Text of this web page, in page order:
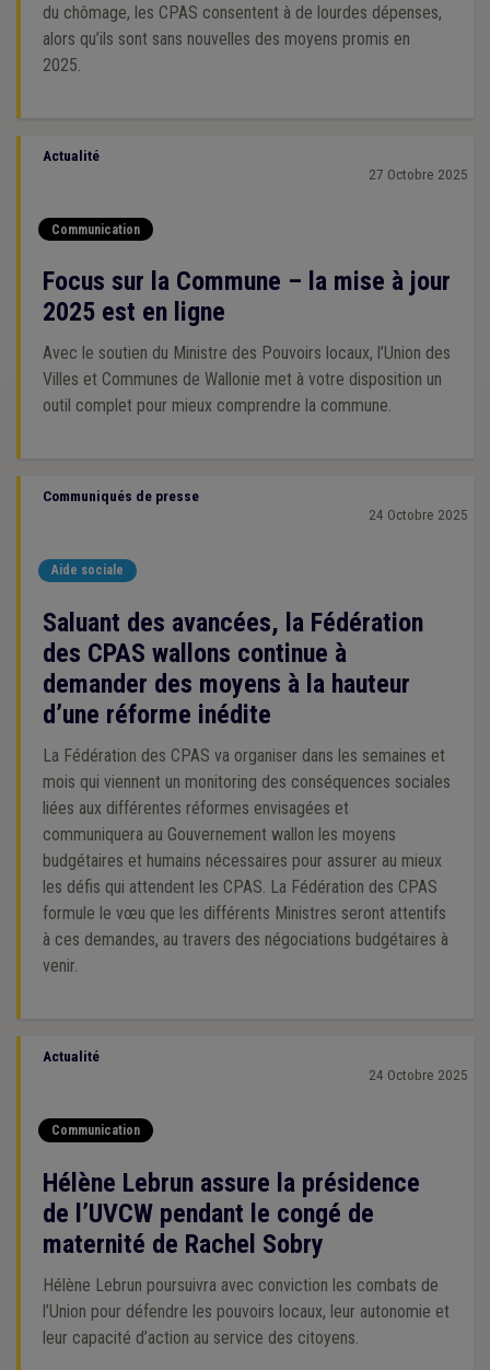
du chômage, les CPAS consentent à de lourdes dépenses,
alors qu’ils sont sans nouvelles des moyens promis en
2025.
Actualité
27 Octobre 2025
Communication
Focus sur la Commune – la mise à jour
2025 est en ligne
Avec le soutien du Ministre des Pouvoirs locaux, l’Union des
Villes et Communes de Wallonie met à votre disposition un
outil complet pour mieux comprendre la commune.
Communiqués de presse
24 Octobre 2025
Aide sociale
Saluant des avancées, la Fédération
des CPAS wallons continue à
demander des moyens à la hauteur
d’une réforme inédite
La Fédération des CPAS va organiser dans les semaines et
mois qui viennent un monitoring des conséquences sociales
liées aux différentes réformes envisagées et
communiquera au Gouvernement wallon les moyens
budgétaires et humains nécessaires pour assurer au mieux
les défis qui attendent les CPAS. La Fédération des CPAS
formule le vœu que les différents Ministres seront attentifs
à ces demandes, au travers des négociations budgétaires à
venir.
Actualité
24 Octobre 2025
Communication
Hélène Lebrun assure la présidence
de l’UVCW pendant le congé de
maternité de Rachel Sobry
Hélène Lebrun poursuivra avec conviction les combats de
l’Union pour défendre les pouvoirs locaux, leur autonomie et
leur capacité d’action au service des citoyens.